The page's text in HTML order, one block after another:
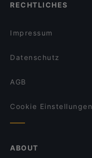
RECHTLICHES
Impressum
Datenschutz
AGB
Cookie Einstellungen
ABOUT